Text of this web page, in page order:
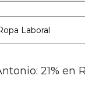
21% en